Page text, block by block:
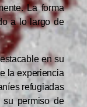
La forma
a lo largo de
en su
la experiencia
refugiadas
permiso de